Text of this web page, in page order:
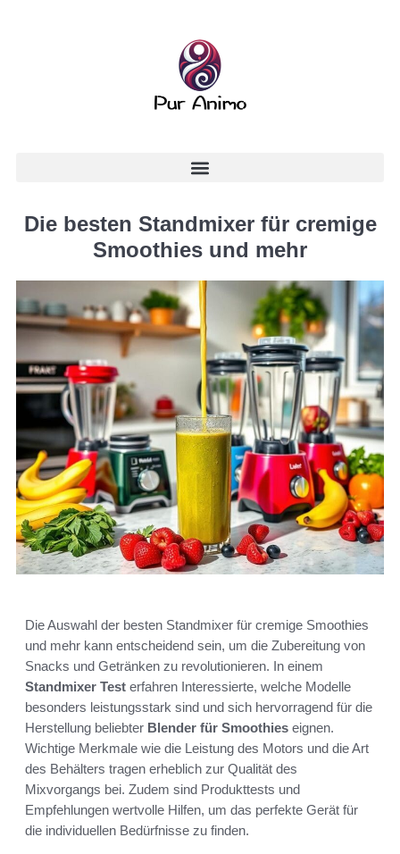
Die besten Standmixer für cremige
Smoothies und mehr
Die Auswahl der besten Standmixer für cremige Smoothies
und mehr kann entscheidend sein, um die Zubereitung von
Snacks und Getränken zu revolutionieren. In einem
Standmixer Test erfahren Interessierte, welche Modelle
besonders leistungsstark sind und sich hervorragend für die
Herstellung beliebter Blender für Smoothies eignen.
Wichtige Merkmale wie die Leistung des Motors und die Art
des Behälters tragen erheblich zur Qualität des
Mixvorgangs bei. Zudem sind Produkttests und
Empfehlungen wertvolle Hilfen, um das perfekte Gerät für
die individuellen Bedürfnisse zu finden.